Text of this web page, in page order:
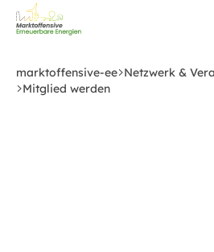
Zum
Hauptinhalt
marktoffensive-ee Netzwerk &
Mitglied werden